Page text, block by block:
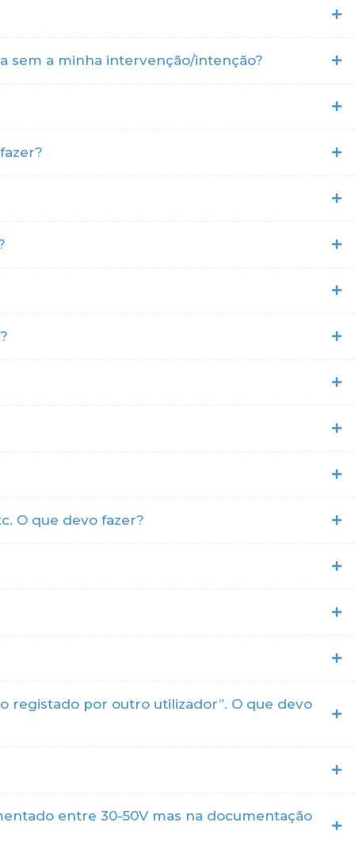
sem a minha intervenção/intenção?
O que devo fazer?
registado por outro utilizador”. O que devo
entre 30-50V mas na documentação